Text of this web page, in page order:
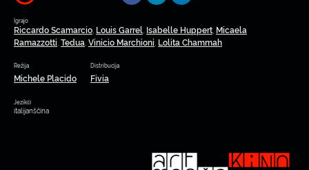
Igrajo
Riccardo Scamarcio Louis Garrel Isabelle Huppert Micaela
Ramazzotti Tedua Vinicio Marchioni Lolita Chammah
Režija
Michele Placido
Distribucija
Fivia
Jezik(i)
italijanščina